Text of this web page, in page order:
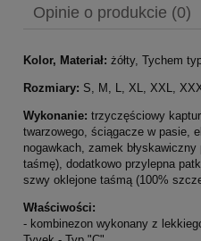
Opinie o produkcie (0)
Kolor, Materiał: żółty, Tychem
Rozmiary: S, M, L, XL, XXL,
Wykonanie: trzyczęściowy
twarzowego, ściągacze w pasie,
nogawkach, zamek
taśmę), dodatkowo przylepna
szwy oklejone taśmą (100%
Właściwości:
- kombinezon wykonany z